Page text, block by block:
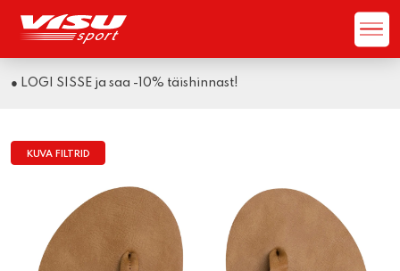
● LOGI SISSE ja saa -10% täishinnast!
KUVA FILTRID